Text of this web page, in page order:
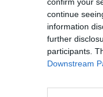
continue
information
further
participants.
Downstream